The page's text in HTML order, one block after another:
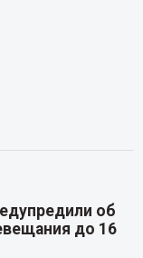
об
до 16